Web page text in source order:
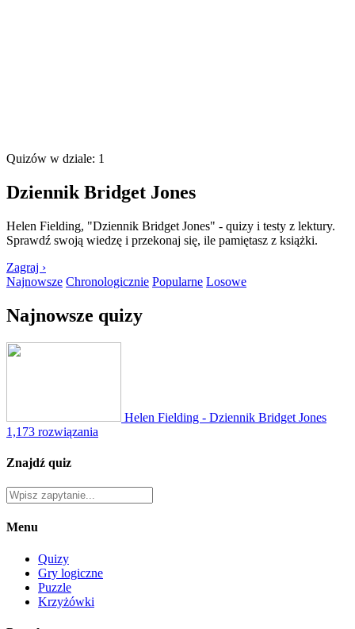
Quizów w dziale: 1
Dziennik Bridget Jones
Helen Fielding, "Dziennik Bridget Jones" - quizy i testy z lektury.
Sprawdź swoją wiedzę i przekonaj się, ile pamiętasz z książki.
Zagraj ›
Najnowsze Chronologicznie Popularne Losowe
Najnowsze quizy
Helen Fielding - Dziennik Bridget Jones
1,173 rozwiązania
Znajdź quiz
Menu
Quizy
Gry logiczne
Puzzle
Krzyżówki